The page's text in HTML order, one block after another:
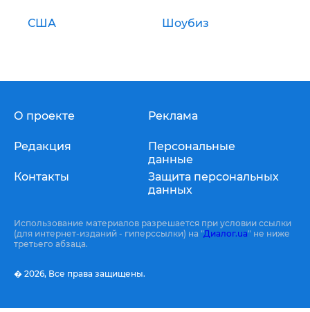
США Шоубиз
О проекте
Редакция
Контакты
Реклама
Персональные
данные
Защита персональных
данных
Использование материалов разрешается при условии ссылки
(для интернет-изданий - гиперссылки) на "Диалог.ua" не ниже
третьего абзаца.
� 2026, Все права защищены.